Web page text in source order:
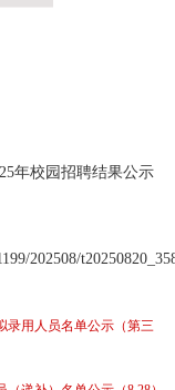
年校园招聘结果公示
202508/
录用人员名单公示（第三